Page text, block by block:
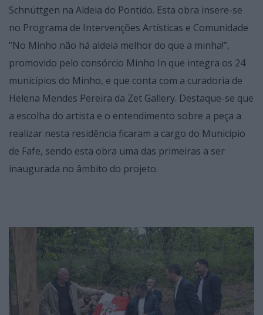
Schnüttgen na Aldeia do Pontido. Esta obra insere-se
no Programa de Intervenções Artísticas e Comunidade
“No Minho não há aldeia melhor do que a minha!”,
promovido pelo consórcio Minho In que integra os 24
municípios do Minho, e que conta com a curadoria de
Helena Mendes Pereira da Zet Gallery. Destaque-se que
a escolha do artista e o entendimento sobre a peça a
realizar nesta residência ficaram a cargo do Município
de Fafe, sendo esta obra uma das primeiras a ser
inaugurada no âmbito do projeto.